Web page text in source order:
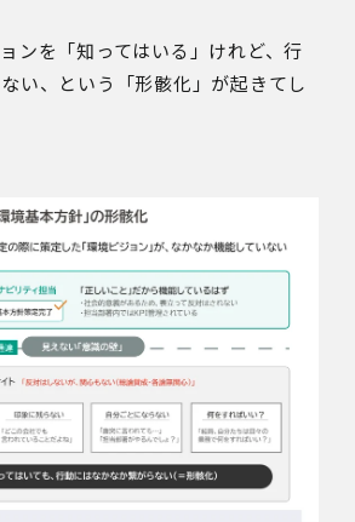
ンを「知ってはいる」けれど、行
い、という「形骸化」が起きてし